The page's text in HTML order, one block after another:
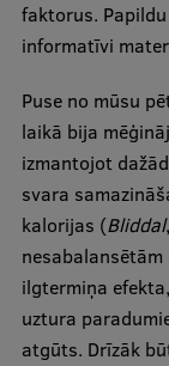
faktorus.
informatīvi
Puse no mūsu
laikā bija
izmantojot
svara
kalorijas (Bliddal
ilgtermiņa
uztura
atgūts. Drīzāk